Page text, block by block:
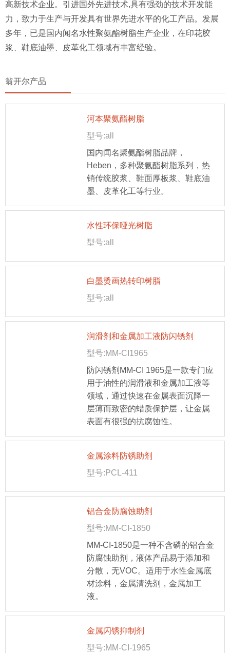
高新技术企业。引进国外先进技术,具有强劲的技术开发能
力，致力于生产与开发具有世界先进水平的化工产品。发展
多年，已是国内闻名水性聚氨酯树脂生产企业，在印花胶
浆、鞋底油墨、皮革化工领域有丰富经验。
翁开尔产品
河本聚氨酯树脂
型号:all
国内闻名聚氨酯树脂品牌，
Heben，多种聚氨酯树脂系列，热
销传统胶浆、鞋面厚板浆、鞋底油
墨、皮革化工等行业。
水性环保哑光树脂
型号:all
白墨烫画热转印树脂
型号:all
润滑剂和金属加工液防闪锈剂
型号:MM-CI1965
防闪锈剂MM-CI 1965是一款专门应
用于油性的润滑液和金属加工液等
领域，通过快速在金属表面沉降一
层薄而致密的蜡质保护层，让金属
表面有很强的抗腐蚀性。
金属涂料防锈助剂
型号:PCL-411
铝合金防腐蚀助剂
型号:MM-CI-1850
MM-CI-1850是一种不含磷的铝合金
防腐蚀助剂，液体产品易于添加和
分散，无VOC。适用于水性金属底
材涂料，金属清洗剂，金属加工
液。
金属闪锈抑制剂
型号:MM-CI-1965